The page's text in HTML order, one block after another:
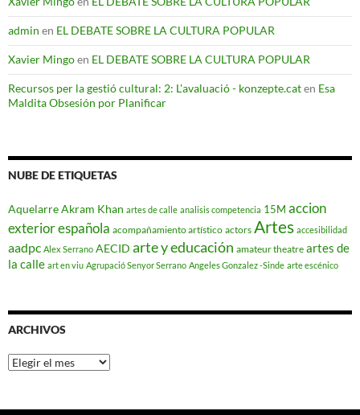
admin en EL DEBATE SOBRE LA CULTURA POPULAR
Xavier Mingoen EL DEBATE SOBRE LA CULTURA POPULAR
Recursos per la gestió cultural: 2: L'avaluació - konzepte.caten Esa
Maldita Obsesión por Planificar
NUBE DE ETIQUETAS
AquelarreAkram Khan artes de calle analisis competencia 15M accion
exterior española acompañamiento artístico actors Artes accesibilidad
aadpc Alex Serrano AECID arte y educación amateur theatre artes de
la calle art en viu Agrupació Senyor Serrano Angeles Gonzalez -Sinde arte escénico
ARCHIVOS
Archivos